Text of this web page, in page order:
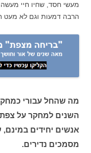
מעשי חסד, שחיו חיי
הרבה דמעות וגם לא מעט
מה שהחל עבורי
השנים למחקר על צפת
אנשים יחידים
מסמכים נדירים.